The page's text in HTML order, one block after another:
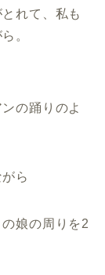
れて、私も
。
の踊りのよ
ら
娘の周りを2